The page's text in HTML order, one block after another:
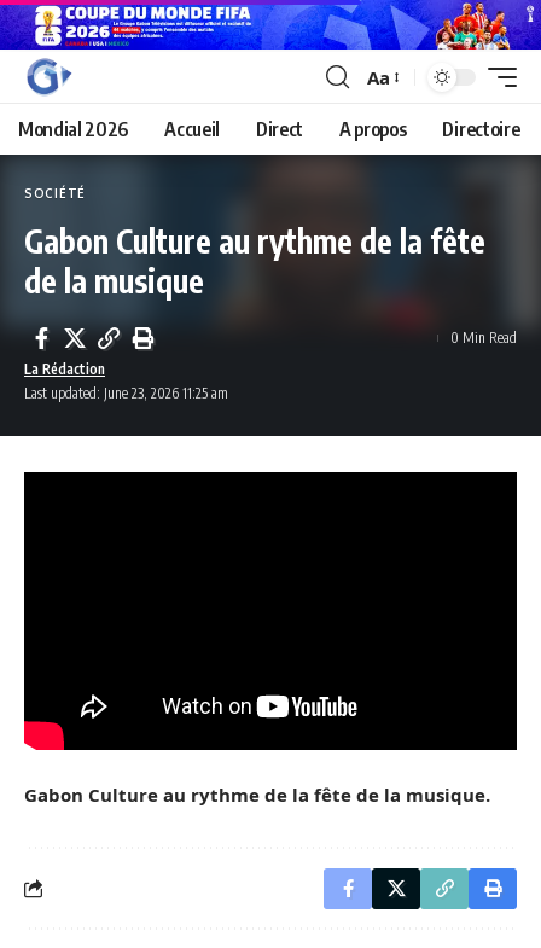
Aa
Mondial 2026 Accueil Direct A propos Directoire
SOCIÉTÉ
Gabon Culture au rythme de la fête
de la musique
Last updated: June 23, 2026 11:25 am
La Rédaction
0 Min Read
Gabon Culture au rythme de la fête de la musique.